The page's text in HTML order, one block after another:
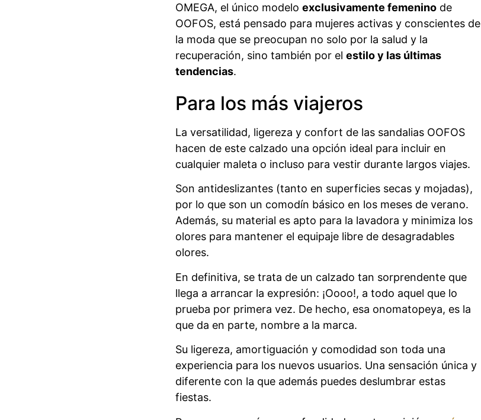
OMEGA, el único modelo exclusivamente femeninode
OOFOS, está pensado para mujeres activas y conscientes de
la moda que se preocupan no solo por la salud y la
recuperación, sino también por el estilo y las últimas
tendencias.
Para los más viajeros
La versatilidad, ligereza y confort de las sandalias OOFOS
hacen de este calzado una opción ideal para incluir en
cualquier maleta o incluso para vestir durante largos viajes.
Son antideslizantes (tanto en superficies secas y mojadas),
por lo que son un comodín básico en los meses de verano.
Además, su material es apto para la lavadora y minimiza los
olores para mantener el equipaje libre de desagradables
olores.
En definitiva, se trata de un calzado tan sorprendente que
llega a arrancar la expresión: ¡Oooo!, a todo aquel que lo
prueba por primera vez. De hecho, esa onomatopeya, es la
que da en parte, nombre a la marca.
Su ligereza, amortiguación y comodidad son toda una
experiencia para los nuevos usuarios. Una sensación única y
diferente con la que además puedes deslumbrar estas
fiestas.